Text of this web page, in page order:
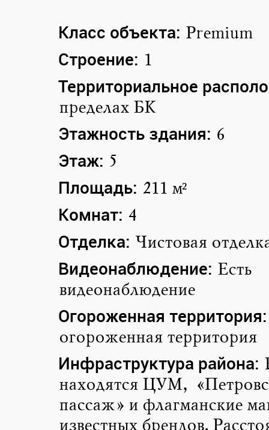
Класс объекта: Premium
Строение: 1
Территориальное
пределах БК
Этажность здания: 6
Этаж: 5
Площадь: 211 м²
Комнат: 4
Отделка: Чистовая
Видеонаблюдение: Есть
видеонаблюдение
Огороженная территория:
огороженная территория
Инфраструктура района:
находятся ЦУМ,
пассаж» и флагманские
известных брендов.